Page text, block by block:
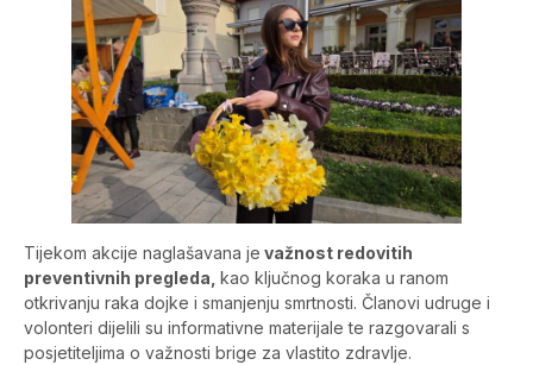
Tijekom akcije naglašavana je važnost redovitih
preventivnih pregleda, kao ključnog koraka u ranom
otkrivanju raka dojke i smanjenju smrtnosti. Članovi udruge i
volonteri dijelili su informativne materijale te razgovarali s
posjetiteljima o važnosti brige za vlastito zdravlje.